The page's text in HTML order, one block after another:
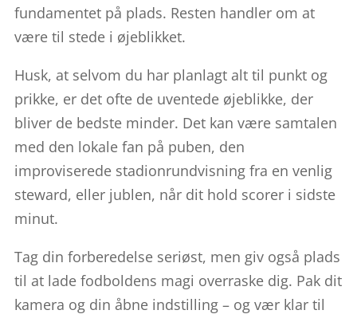
fundamentet på plads. Resten handler om at
være til stede i øjeblikket.
Husk, at selvom du har planlagt alt til punkt og
prikke, er det ofte de uventede øjeblikke, der
bliver de bedste minder. Det kan være samtalen
med den lokale fan på puben, den
improviserede stadionrundvisning fra en venlig
steward, eller jublen, når dit hold scorer i sidste
minut.
Tag din forberedelse seriøst, men giv også plads
til at lade fodboldens magi overraske dig. Pak dit
kamera og din åbne indstilling – og vær klar til